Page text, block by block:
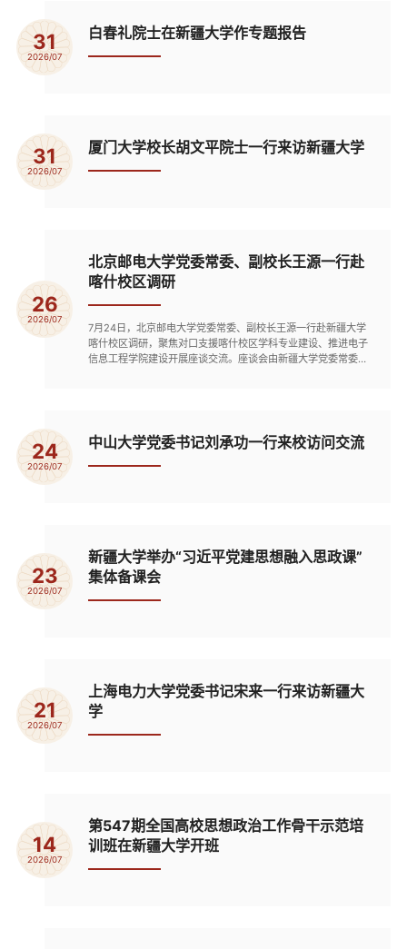
示，两校...
31
2026/07
白春礼院士在新疆大学作专题报告
31
2026/07
厦门大学校长胡文平院士一行来访新疆大学
26
2026/07
北京邮电大学党委常委、副校长王源一行赴
喀什校区调研
7月24日，北京邮电大学党委常委、副校长王源一行赴新疆大学
喀什校区调研，聚焦对口支援喀什校区学科专业建设、推进电子
信息工程学院建设开展座谈交流。座谈会由新疆大学党委常委、
师队伍...
24
2026/07
中山大学党委书记刘承功一行来校访问交流
23
2026/07
新疆大学举办“习近平党建思想融入思政课”
集体备课会
21
2026/07
上海电力大学党委书记宋来一行来访新疆大
学
14
2026/07
第547期全国高校思想政治工作骨干示范培
训班在新疆大学开班